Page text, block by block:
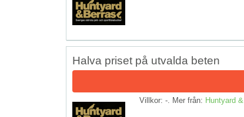
Halva priset på utvalda beten
Villkor: -. Mer från: Huntyard